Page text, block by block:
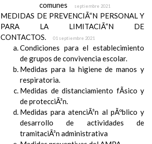
comunes
septiembre 2021
MEDIDAS DE PREVENCIÃ“N PERSONAL Y
PARA LA LIMITACIÃ“N DE
CONTACTOS.
01 septiembre 2021
Condiciones para el establecimiento
de grupos de convivencia escolar.
Medidas para la higiene de manos y
respiratoria.
Medidas de distanciamiento fÃ­sico y
de protecciÃ³n.
Medidas para atenciÃ³n al pÃºblico y
desarrollo de actividades de
tramitaciÃ³n administrativa